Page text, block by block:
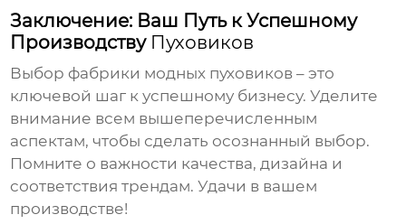
Заключение: Ваш Путь к Успешному
Производству Пуховиков
Выбор фабрики модных пуховиков – это
ключевой шаг к успешному бизнесу. Уделите
внимание всем вышеперечисленным
аспектам, чтобы сделать осознанный выбор.
Помните о важности качества, дизайна и
соответствия трендам. Удачи в вашем
производстве!